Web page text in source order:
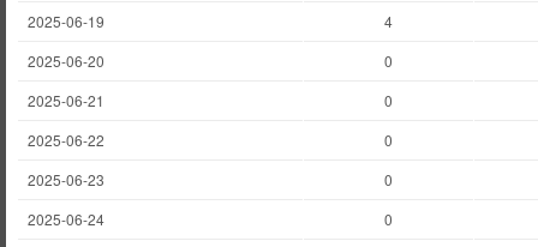
2025-06-19
4
2025-06-20
0
2025-06-21
0
2025-06-22
0
2025-06-23
0
2025-06-24
0